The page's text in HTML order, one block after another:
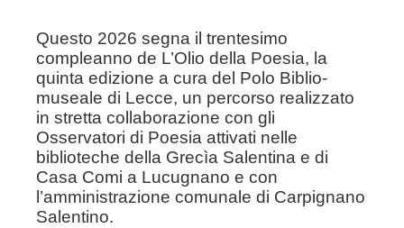
Questo 2026 segna il trentesimo
compleanno de L’Olio della Poesia, la
quinta edizione a cura del Polo Biblio-
museale di Lecce, un percorso realizzato
in stretta collaborazione con gli
Osservatori di Poesia attivati nelle
biblioteche della Grecìa Salentina e di
Casa Comi a Lucugnano e con
l’amministrazione comunale di Carpignano
Salentino.